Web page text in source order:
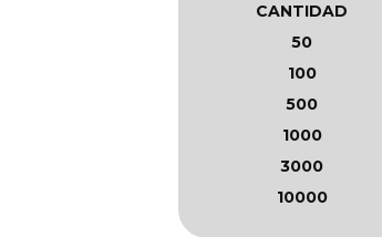
CANTIDAD
50
100
500
1000
3000
10000